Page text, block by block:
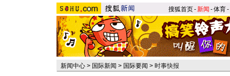
搜狐首页-新闻 -体育-
新闻中心 > 国际新闻 > 国际要闻 > 时事快报